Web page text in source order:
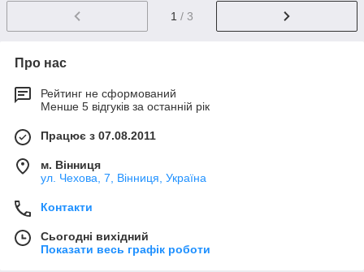
1 / 3
Про нас
Рейтинг не сформований
Менше 5 відгуків за останній рік
Працює з 07.08.2011
м. Вінниця
ул. Чехова, 7, Вінниця, Україна
Контакти
Сьогодні вихідний
Показати весь графік роботи